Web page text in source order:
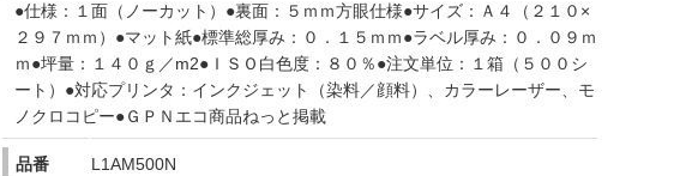
●仕様：１面（ノーカット）●裏面：５ｍｍ方眼仕様●サイズ：Ａ４（２１０×
２９７ｍｍ）●マット紙●標準総厚み：０．１５ｍｍ●ラベル厚み：０．０９ｍ
ｍ●坪量：１４０ｇ／m2●ＩＳＯ白色度：８０％●注文単位：１箱（５００シ
ート）●対応プリンタ：インクジェット（染料／顔料）、カラーレーザー、モ
ノクロコピー●ＧＰＮエコ商品ねっと掲載
品番 L1AM500N